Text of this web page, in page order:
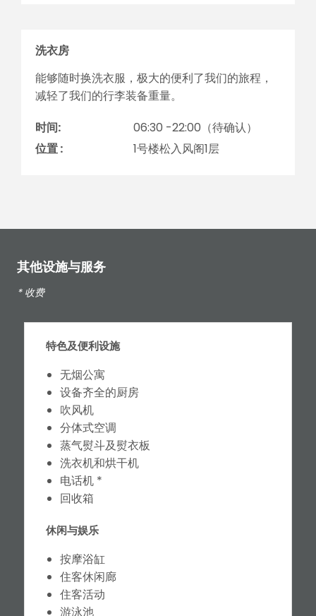
洗衣房
能够随时换洗衣服，极大的便利了我们的旅程，
减轻了我们的行李装备重量。
时间:
06:30 -22:00（待确认）
位置 :
1号楼松入风阁1层
其他设施与服务
* 收费
特色及便利设施
无烟公寓
设备齐全的厨房
吹风机
分体式空调
蒸气熨斗及熨衣板
洗衣机和烘干机
电话机 *
回收箱
休闲与娱乐
按摩浴缸
住客休闲廊
住客活动
游泳池